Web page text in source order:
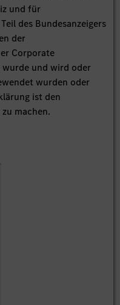
und für
des Bundesanzeigers
der
Corporate
wurde und wird oder
wurden oder
ist den
machen.